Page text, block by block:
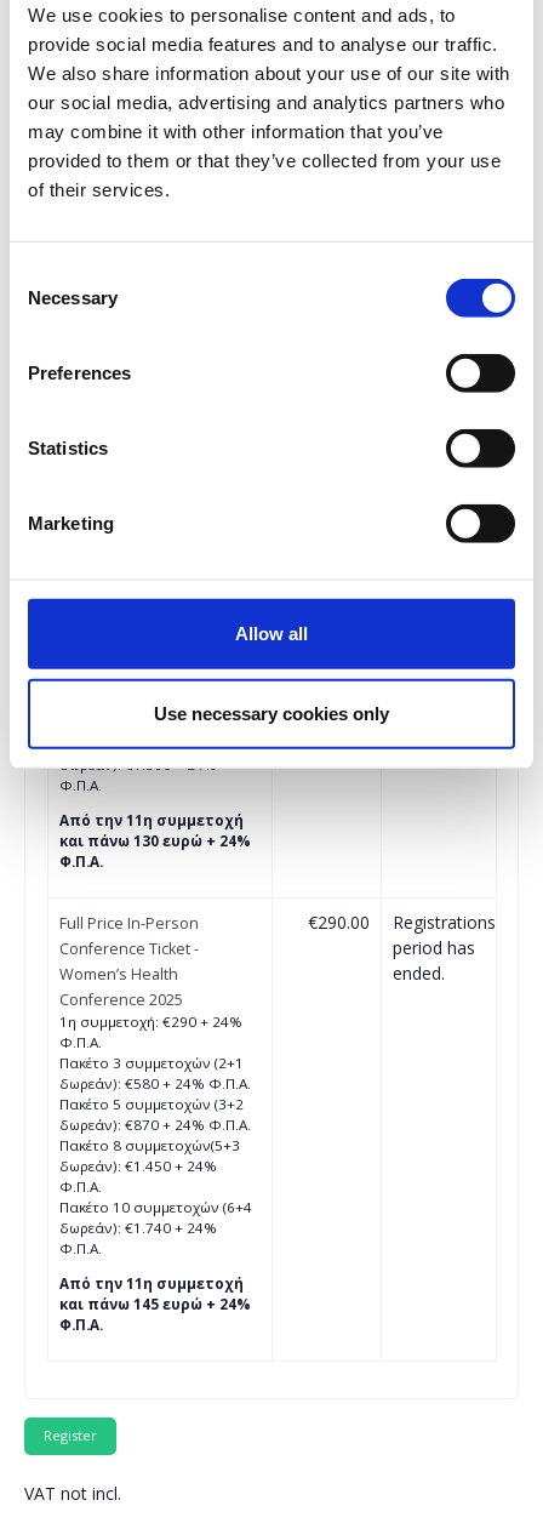
We use cookies to personalise content and ads, to
provide social media features and to analyse our traffic.
We also share information about your use of our site with
our social media, advertising and analytics partners who
may combine it with other information that you’ve
provided to them or that they’ve collected from your use
of their services.
Selection
Necessary
Preferences
Statistics
Marketing
Allow all
Use necessary cookies only
Select the total number of tickets you want and the free
ticket(s) will be automatically calculated by the system.
Quantity
In-Person Conference
Ticket (Public Sector) -
Conference 2025
Φαρμακοποιοί, Ακαδημαϊκοί,
ΔΩΡΕΑΝ
Applications
Conference Ticket -
Ισχύει έως
Πακέτο 3 συμμετοχών (2+1
Πακέτο 5 συμμετοχών (3+2
Πακέτο 8 συμμετοχών(5+3
Πακέτο 10 συμμετοχών (5+5
δωρεάν): €1.560 + 24%
Φ.Π.Α.
Από την 11η συμμετοχή
και πάνω 130 ευρώ + 24%
Φ.Π.Α.
period has
Full Price In-Person
Conference Ticket -
Women’s Health
Conference 2025
1η συμμετοχή: €290 + 24%
Φ.Π.Α.
Πακέτο 3 συμμετοχών (2+1
δωρεάν): €580 + 24% Φ.Π.Α.
Πακέτο 5 συμμετοχών (3+2
δωρεάν): €870 + 24% Φ.Π.Α.
Πακέτο 8 συμμετοχών(5+3
δωρεάν): €1.450 + 24%
Φ.Π.Α.
Πακέτο 10 συμμετοχών (6+4
δωρεάν): €1.740 + 24%
Φ.Π.Α.
Από την 11η συμμετοχή
και πάνω 145 ευρώ + 24%
Φ.Π.Α.
€290.00
Registrations
period has
ended.
VAT not incl.